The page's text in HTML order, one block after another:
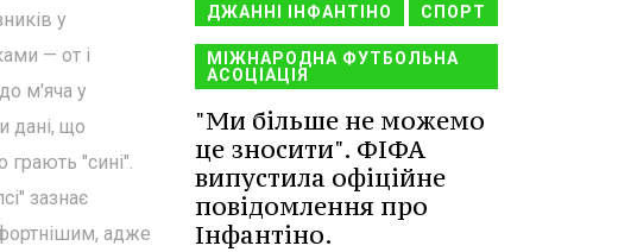
у
— от і
м'яча у
дані, що
"сині".
зазнає
адже
ДЖАННІ ІНФАНТІНО СПОРТ
МІЖНАРОДНА ФУТБОЛЬНА
АСОЦІАЦІЯ
"Ми більше не можемо
це зносити". ФІФА
випустила офіційне
повідомлення про
Інфантіно.